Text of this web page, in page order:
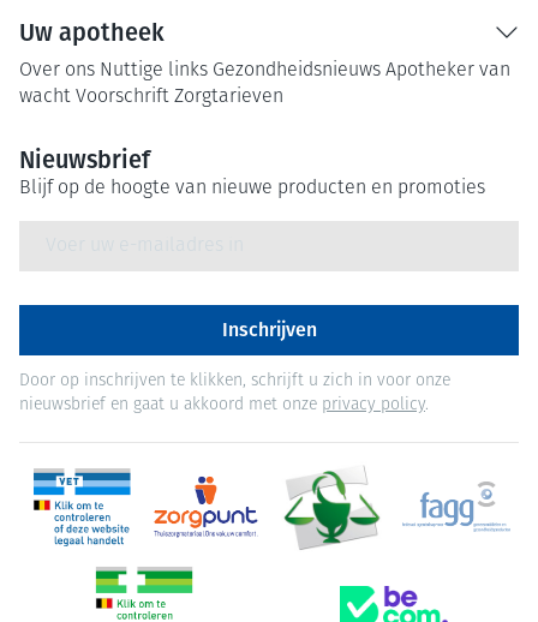
Uw apotheek
Over ons Nuttige links Gezondheidsnieuws Apotheker van
wacht Voorschrift Zorgtarieven
Nieuwsbrief
Blijf op de hoogte van nieuwe producten en promoties
Inschrijven
Door op inschrijven te klikken, schrijft u zich in voor onze
nieuwsbrief en gaat u akkoord met onze privacy policy.